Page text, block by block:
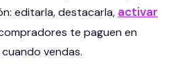
editarla, destacarla, activar
te paguen en
vendas.